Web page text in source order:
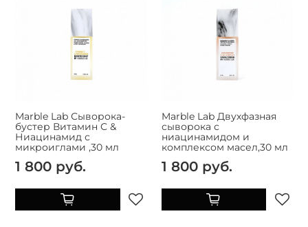
Marble Lab Сыворока-
бустер Витамин С &
Ниацинамид с
микроиглами ,30 мл
1 800 руб.
Marble Lab Двухфазная
сыворока с
ниацинамидом и
комплексом масел,30 мл
1 800 руб.